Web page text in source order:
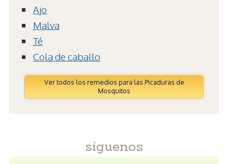
Ajo
Malva
Té
Cola de caballo
Ver todos los remedios para las Picaduras de
Mosquitos
síguenos